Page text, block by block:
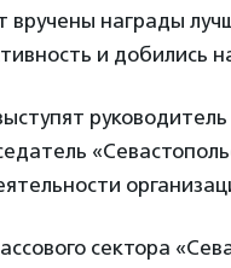
вручены награды
и добились
сектора